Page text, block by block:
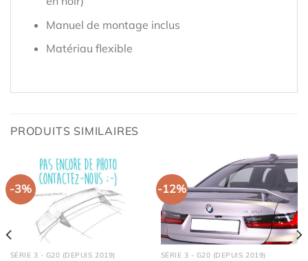
Manuel de montage inclus
Matériau flexible
PRODUITS SIMILAIRES
-3%
SÉRIE 3 - G20 (DEPUIS 2019)
-12%
SÉRIE 3 - G20 (DEPUIS 2019)